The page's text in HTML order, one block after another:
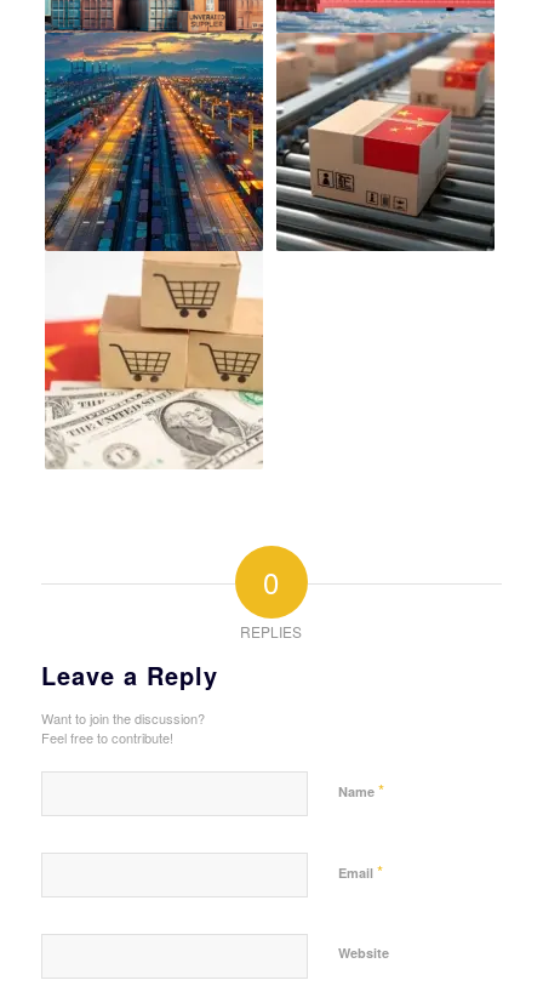
0
REPLIES
Leave a Reply
Want to join the discussion?
Feel free to contribute!
Name *
Email *
Website